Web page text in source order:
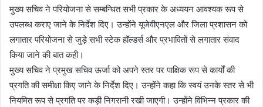
मुख्य सचिव ने परियोजना से सम्बन्धित सभी प्रकार के अध्ययन आवश्यक रूप से
उपलब्ध कराए जाने के निर्देश दिए। उन्होंने यूजेवीएनएल और जिला प्रशासन को
लगातार परियोजना से जुड़े सभी स्टेक हॉल्डर्स और प्रभावितों से लगातार संवाद
किया जाने की बात कही।
मुख्य सचिव ने प्रमुख सचिव ऊर्जा को अपने स्तर पर पाक्षिक रूप से कार्यों की
प्रगति की समीक्षा किए जाने के निर्देश दिए। उन्होंने कहा कि स्वयं उनके स्तर से भी
नियमित रूप से प्रगति पर कड़ी निगरानी रखी जाएगी। उन्होंने विभिन्न प्रकार की